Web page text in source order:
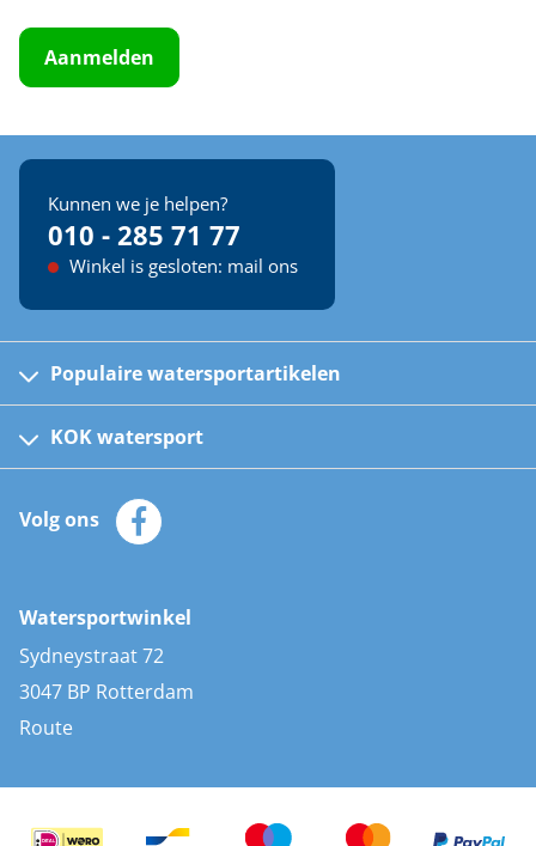
Aanmelden
Kunnen we je helpen?
010 - 285 71 77
Winkel is gesloten: mail ons
Populaire watersportartikelen
Kinder reddingsvesten
Automatische reddingsvesten
Zeilkleding
Zonnepanelen
AIS transponders
Stootwillen en fenders
Bootkussens
Zwemtrappen
KOK watersport
Klantenservice
Merken
Volg ons
Watersportwinkel
Sydneystraat 72
3047 BP Rotterdam
Route